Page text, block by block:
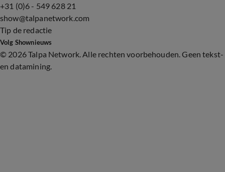
+31 (0)6 - 549 628 21
show@talpanetwork.com
Tip de redactie
Volg Shownieuws
© 2026 Talpa Network. Alle rechten voorbehouden. Geen tekst-
en datamining.